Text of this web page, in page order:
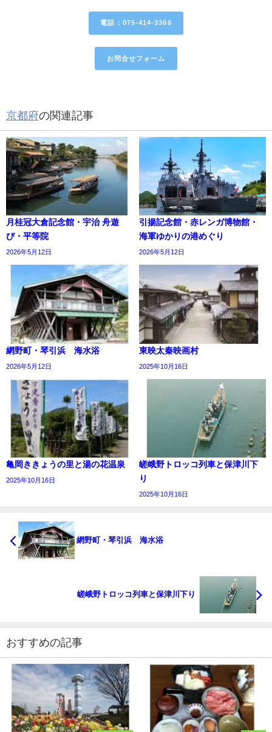
電話：075-414-3366
お問合せフォーム
京都府の関連記事
月桂冠大倉記念館・宇治 舟遊
び・平等院
2026年5月12日
引揚記念館・赤レンガ博物館・
海軍ゆかりの港めぐり
2026年5月12日
網野町・琴引浜 海水浴
2026年5月12日
東映太秦映画村
2025年10月16日
亀岡ききょうの里と湯の花温泉
2025年10月16日
嵯峨野トロッコ列車と保津川下
り
2025年10月16日
網野町・琴引浜 海水浴
嵯峨野トロッコ列車と保津川下り
おすすめの記事